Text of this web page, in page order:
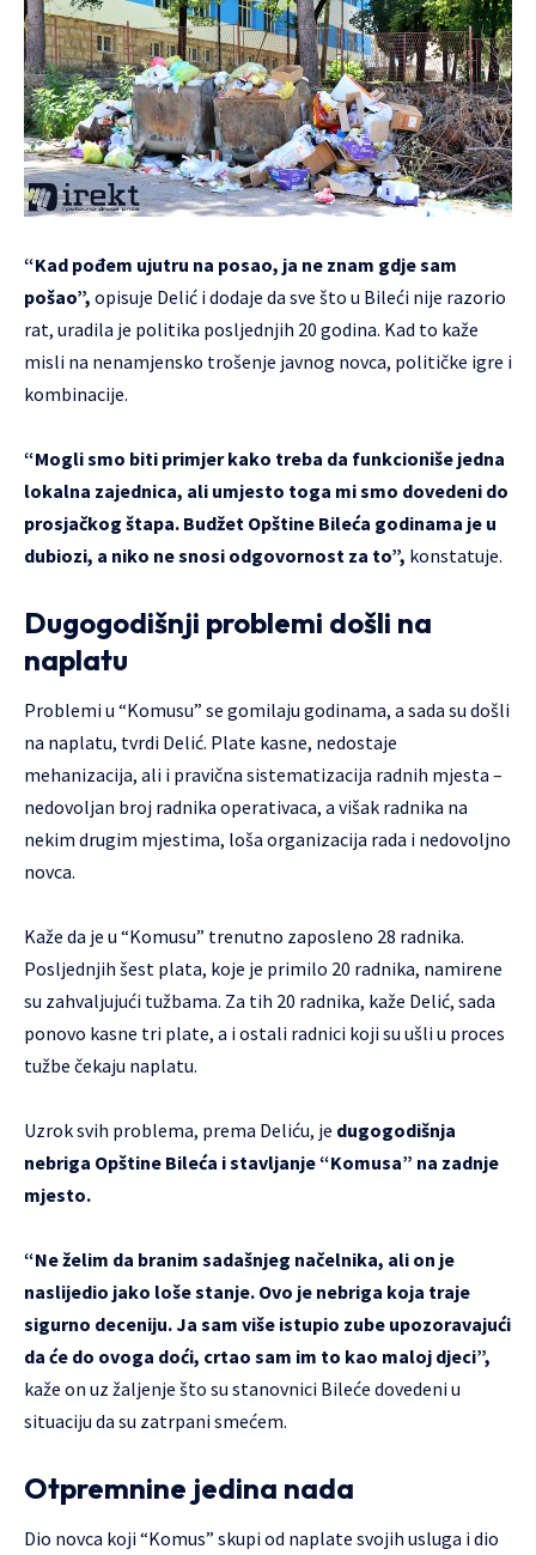
“Kad pođem ujutru na posao, ja ne znam gdje sam
pošao”, opisuje Delić i dodaje da sve što u Bileći nije razorio
rat, uradila je politika posljednjih 20 godina. Kad to kaže
misli na nenamjensko trošenje javnog novca, političke igre i
kombinacije.
“Mogli smo biti primjer kako treba da funkcioniše jedna
lokalna zajednica, ali umjesto toga mi smo dovedeni do
prosjačkog štapa. Budžet Opštine Bileća godinama je u
dubiozi, a niko ne snosi odgovornost za to”, konstatuje.
Dugogodišnji problemi došli na
naplatu
Problemi u “Komusu” se gomilaju godinama, a sada su došli
na naplatu, tvrdi Delić. Plate kasne, nedostaje
mehanizacija, ali i pravična sistematizacija radnih mjesta –
nedovoljan broj radnika operativaca, a višak radnika na
nekim drugim mjestima, loša organizacija rada i nedovoljno
novca.
Kaže da je u “Komusu” trenutno zaposleno 28 radnika.
Posljednjih šest plata, koje je primilo 20 radnika, namirene
su zahvaljujući tužbama. Za tih 20 radnika, kaže Delić, sada
ponovo kasne tri plate, a i ostali radnici koji su ušli u proces
tužbe čekaju naplatu.
Uzrok svih problema, prema Deliću, je dugogodišnja
nebriga Opštine Bileća i stavljanje “Komusa” na zadnje
mjesto.
“Ne želim da branim sadašnjeg načelnika, ali on je
naslijedio jako loše stanje. Ovo je nebriga koja traje
sigurno deceniju. Ja sam više istupio zube upozoravajući
da će do ovoga doći, crtao sam im to kao maloj djeci”,
kaže on uz žaljenje što su stanovnici Bileće dovedeni u
situaciju da su zatrpani smećem.
Otpremnine jedina nada
Dio novca koji “Komus” skupi od naplate svojih usluga i dio